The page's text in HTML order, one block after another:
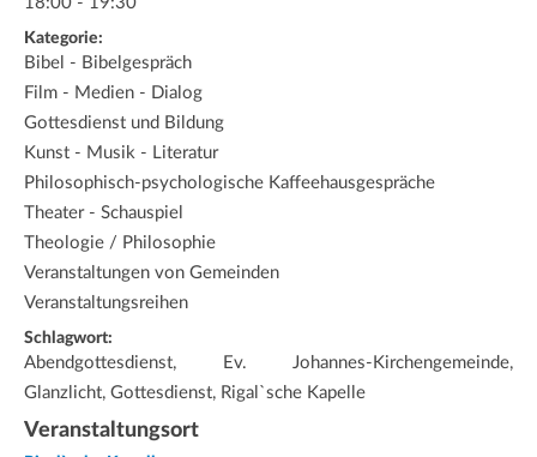
Kategorie:
Bibel - Bibelgespräch
Film - Medien - Dialog
Gottesdienst und Bildung
Kunst - Musik - Literatur
Philosophisch-psychologische Kaffeehausgespräche
Theater - Schauspiel
Theologie / Philosophie
Veranstaltungen von Gemeinden
Veranstaltungsreihen
Schlagwort:
Abendgottesdienst, Ev. Johannes-Kirchengemeinde,
Glanzlicht, Gottesdienst, Rigal`sche Kapelle
Veranstaltungsort